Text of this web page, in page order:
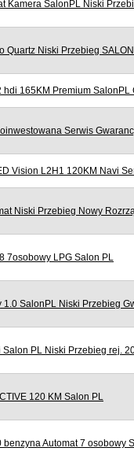
Kamera SalonPL Niski
Quartz Niski Przebieg
hdi 165KM Premium
Serwis
Vision L2H1 120KM Navi
Niski Przebieg Nowy
7osobowy LPG Salon PL
SalonPL Niski Przebieg
Salon PL Niski Przebieg rej.
120 KM Salon PL
benzyna Automat 7 osobowy